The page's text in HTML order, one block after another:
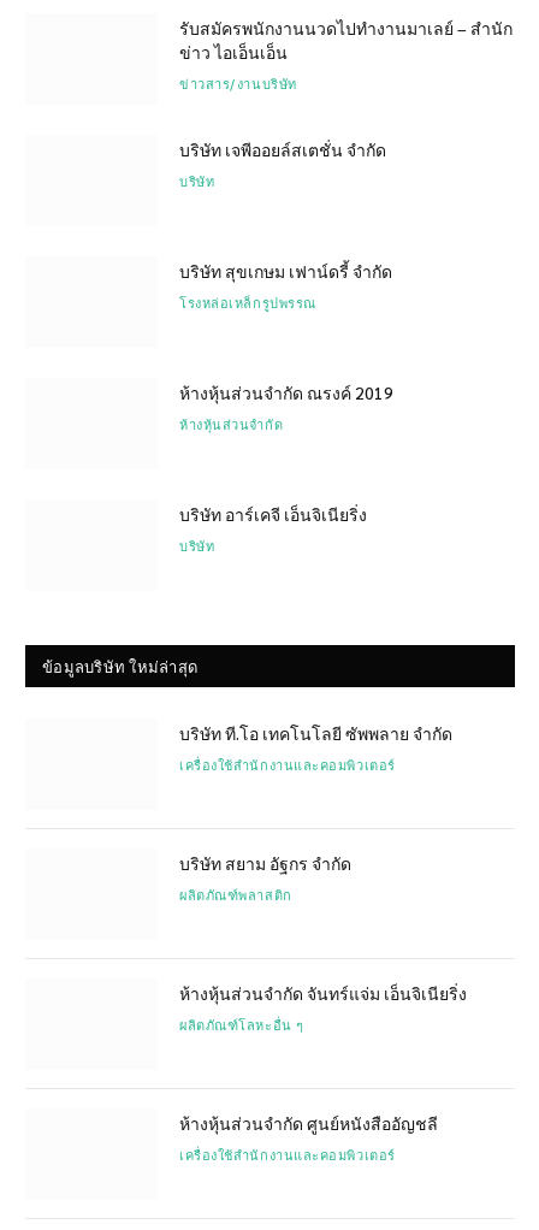
รับสมัครพนักงานนวดไปทำงานมาเลย์ – สำนัก
ข่าว ไอเอ็นเอ็น
ข่าวสาร/งานบริษัท
บริษัท เจพีออยล์สเตชั่น จำกัด
บริษัท
บริษัท สุขเกษม เฟาน์ดรี้ จำกัด
โรงหล่อเหล็กรูปพรรณ
ห้างหุ้นส่วนจำกัด ณรงค์ 2019
ห้างหุ้นส่วนจำกัด
บริษัท อาร์เคจี เอ็นจิเนียริ่ง
บริษัท
ข้อมูลบริษัท ใหม่ล่าสุด
บริษัท ที.โอ เทคโนโลยี ซัพพลาย จำกัด
เครื่องใช้สำนักงานและคอมพิวเตอร์
บริษัท สยาม อัฐกร จำกัด
ผลิตภัณฑ์พลาสติก
ห้างหุ้นส่วนจำกัด จันทร์แจ่ม เอ็นจิเนียริ่ง
ผลิตภัณฑ์โลหะอื่น ๆ
ห้างหุ้นส่วนจำกัด ศูนย์หนังสืออัญชลี
เครื่องใช้สำนักงานและคอมพิวเตอร์